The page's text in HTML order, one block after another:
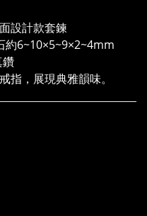
設計款套鍊
約6~10×5~9×2~4mm
鑽
指，展現典雅韻味。